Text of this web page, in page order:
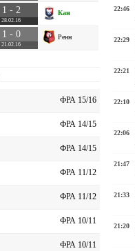
1 - 2
28.02.16
Кан
1 - 0
21.02.16
Ренн
ФРА 15/16
ФРА 14/15
ФРА 14/15
ФРА 11/12
ФРА 11/12
ФРА 10/11
ФРА 10/11
22:46
22:29
22:21
22:10
22:06
21:47
21:33
21:20